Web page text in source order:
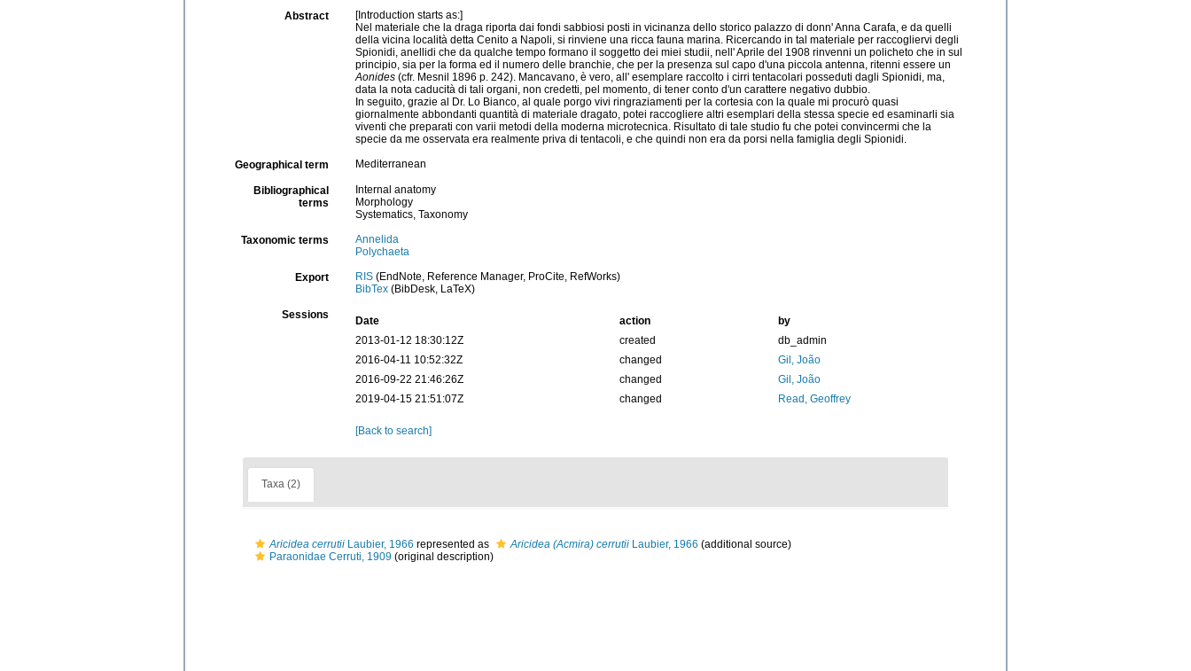
Abstract
[Introduction starts as:]
Nel materiale che la draga riporta dai fondi sabbiosi posti in vicinanza dello storico palazzo di donn' Anna Carafa, e da quelli
della vicina località detta Cenito a Napoli, si rinviene una ricca fauna marina. Ricercando in tal materiale per raccogliervi degli
Spionidi, anellidi che da qualche tempo formano il soggetto dei miei studii, nell' Aprile del 1908 rinvenni un policheto che in sul
principio, sia per la forma ed il numero delle branchie, che per la presenza sul capo d'una piccola antenna, ritenni essere un
Aonides(cfr. Mesnil 1896 p. 242). Mancavano, è vero, all' esemplare raccolto i cirri tentacolari posseduti dagli Spionidi, ma,
data la nota caducità di tali organi, non credetti, pel momento, di tener conto d'un carattere negativo dubbio.
In seguito, grazie al Dr. Lo Bianco, al quale porgo vivi ringraziamenti per la cortesia con la quale mi procurò quasi
giornalmente abbondanti quantità di materiale dragato, potei raccogliere altri esemplari della stessa specie ed esaminarli sia
viventi che preparati con varii metodi della moderna microtecnica. Risultato di tale studio fu che potei convincermi che la
specie da me osservata era realmente priva di tentacoli, e che quindi non era da porsi nella famiglia degli Spionidi.
Geographical term Mediterranean
Bibliographical
terms
Internal anatomy
Morphology
Systematics, Taxonomy
Taxonomic terms
Annelida
Polychaeta
Export RIS(EndNote, Reference Manager, ProCite, RefWorks)
BibTex(BibDesk, LaTeX)
Sessions Date action
by
2013-01-12 18:30:12Z
created
db_admin
2016-04-11 10:52:32Z
changed
Gil, João
2016-09-22 21:46:26Z
changed
Gil, João
2019-04-15 21:51:07Z
changed Read, Geoffrey
[Back to search]
Taxa (2)
Aricidea cerrutii Laubier, 1966 represented as Aricidea (Acmira) cerrutii Laubier, 1966 (additional source)
Paraonidae Cerruti, 1909 (original description)